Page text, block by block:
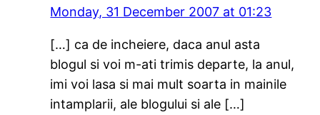
Monday, 31 December 2007 at 01:23
[…] ca de incheiere, daca anul asta
blogul si voi m-ati trimis departe, la anul,
imi voi lasa si mai mult soarta in mainile
intamplarii, ale blogului si ale […]